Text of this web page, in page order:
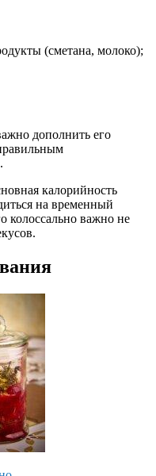
(сметана, молоко);
дополнить его
калорийность
на временный
колоссально важно не